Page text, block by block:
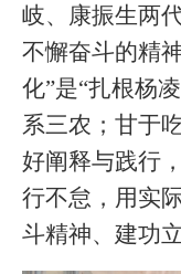
岐、康振生两
不懈奋斗的精
化”是“扎根杨
系三农；甘于
好阐释与践行
行不怠，用实
斗精神、建功